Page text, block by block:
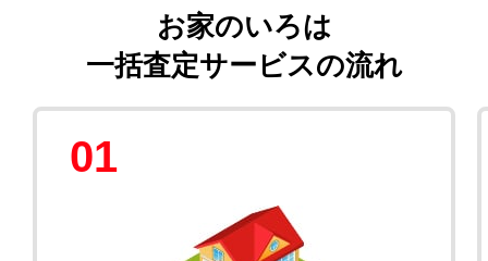
お家のいろは
一括査定サービスの流れ
01